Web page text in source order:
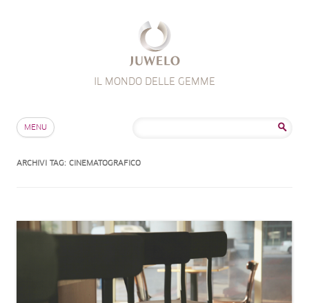
IL MONDO DELLE GEMME
MENU
ARCHIVI TAG: CINEMATOGRAFICO